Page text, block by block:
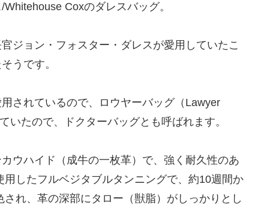
Coxのダレスバッグ。
ジョン・フォスター・ダレスが愛用していたこ
うです。
されているので、ロウヤーバッグ（Lawyer
いたので、ドクターバッグとも呼ばれます。
ウハイド（成牛の一枚革）で、強く耐久性のあ
したフルベジタブルタンニングで、約10週間か
れ、革の深部にタロー（獣脂）がしっかりとし